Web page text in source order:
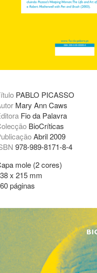
PABLO PICASSO
Mary Ann Caws
Fio da Palavra
BioCríticas
Abril 2009
978-989-8171-8-4
mole (2 cores)
x 215 mm
páginas